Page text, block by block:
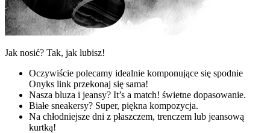
Jak nosić? Tak, jak lubisz!
Oczywiście polecamy idealnie komponujące się spodnie
Onyks link przekonaj się sama!
Nasza bluza i jeansy? It’s a match! świetne dopasowanie.
Białe sneakersy? Super, piękna kompozycja.
Na chłodniejsze dni z płaszczem, trenczem lub jeansową
kurtką!